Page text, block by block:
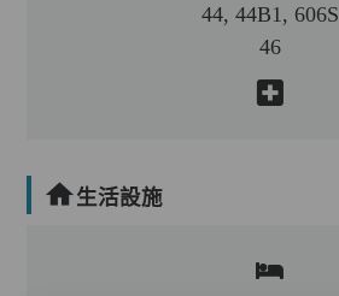
44, 44B1, 606S
46
生活設施